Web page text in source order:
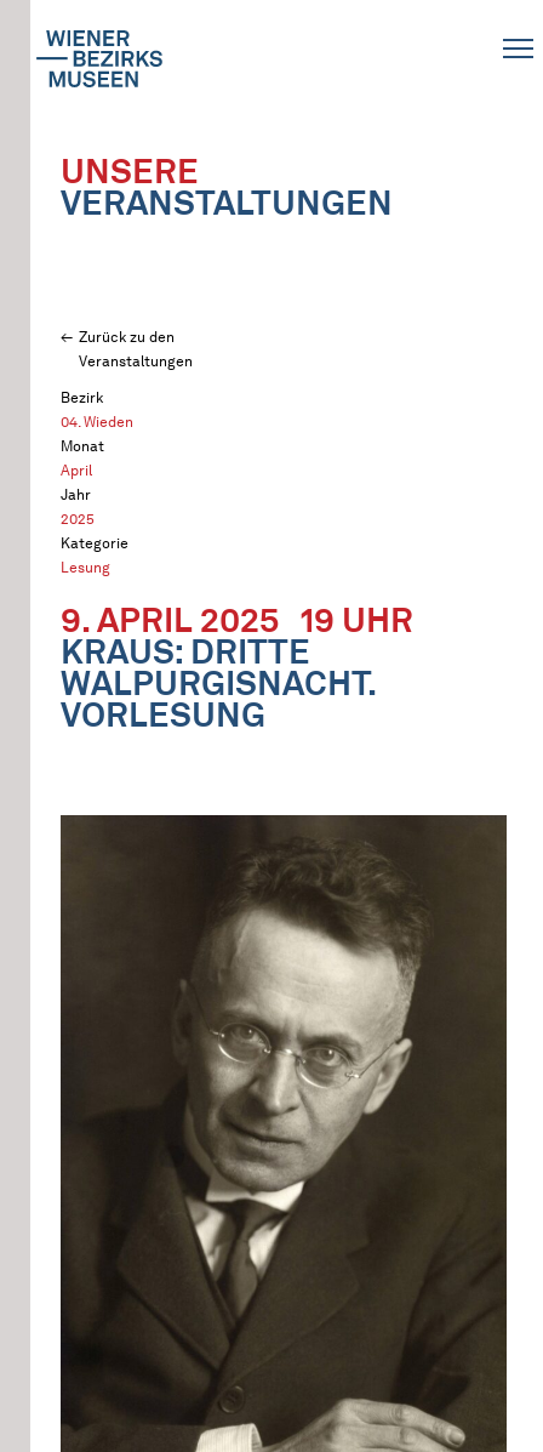
UNSERE
VERANSTALTUNGEN
Zurück zu den
Veranstaltungen
Bezirk
04. Wieden
Monat
April
Jahr
2025
Kategorie
Lesung
9. APRIL 2025 19 UHR
KRAUS: DRITTE
WALPURGISNACHT.
VORLESUNG